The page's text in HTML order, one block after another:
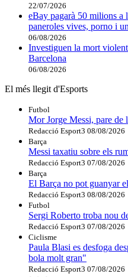
22/07/2026
eBay pagarà 50 milions a
paneroles vives, porno i
06/08/2026
Investiguen la mort
Barcelona
06/08/2026
El més llegit d'Esports
Futbol
Mor Jorge Messi, pare de
Redacció Esport3 08/08/2026
Barça
Messi taxatiu sobre els
Redacció Esport3 07/08/2026
Barça
El Barça no pot guanyar
Redacció Esport3 08/08/2026
Futbol
Sergi Roberto troba nou
Redacció Esport3 07/08/2026
Ciclisme
Paula Blasi es desfoga
bola molt gran"
Redacció Esport3 07/08/2026